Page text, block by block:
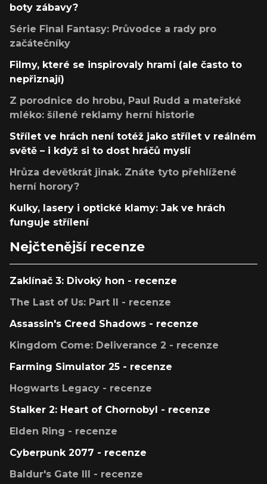
boty zábavy?
Série Final Fantasy: Průvodce a rady pro
začátečníky
Filmy, které se inspirovaly hrami (ale často to
nepřiznají)
Z porodnice do hrobu, Paul Rudd a mateřské
mléko: šílené reklamy herní historie
Střílet ve hrách není totéž jako střílet v reálném
světě – i když si to dost hráčů myslí
Hrůza devětkrát jinak. Znáte tyto přehlížené
herní horory?
Kulky, lasery i optické klamy: Jak ve hrách
funguje střílení
Nejčtenější recenze
Zaklínač 3: Divoký hon - recenze
The Last of Us: Part II - recenze
Assassin's Creed Shadows - recenze
Kingdom Come: Deliverance 2 - recenze
Farming Simulator 25 - recenze
Hogwarts Legacy - recenze
Stalker 2: Heart of Chornobyl - recenze
Elden Ring - recenze
Cyberpunk 2077 - recenze
Baldur's Gate III - recenze